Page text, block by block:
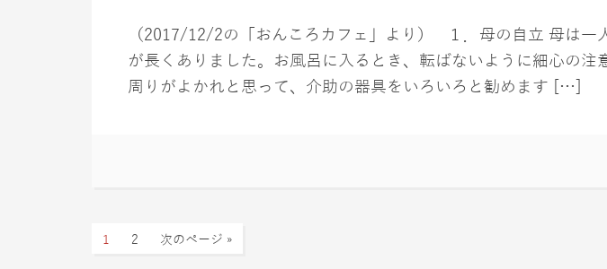
（2017/12/2の「おんころカフェ」より） １．母の自立 母は一
が長くありました。お風呂に入るとき、転ばないように細心の注
周りがよかれと思って、介助の器具をいろいろと勧めます […]
1 2 次のページ »